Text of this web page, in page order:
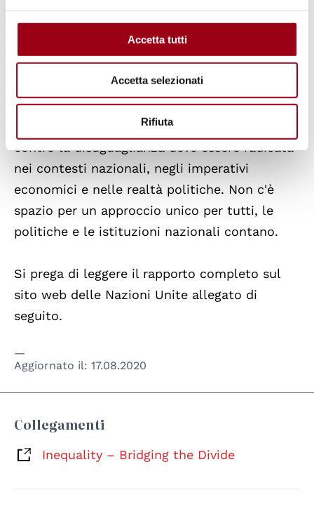
Accetta tutti
Accetta selezionati
Rifiuta
ambientale dello sviluppo sostenibile.
Tuttavia, la disuguaglianza assume molte
forme e varia in modo significativo tra i Paesi.
Obiettivo 10 degli Obiettivi di
Sviluppo Sostenibilee le sue finalità
forniscono un punto di riferimento, la lotta
contro la disuguaglianza deve essere radicata
nei contesti nazionali, negli imperativi
economici e nelle realtà politiche. Non c'è
spazio per un approccio unico per tutti, le
politiche e le istituzioni nazionali contano.
Si prega di leggere il rapporto completo sul
sito web delle Nazioni Unite allegato di
seguito.
Aggiornato il: 17.08.2020
Collegamenti
Inequality – Bridging the Divide